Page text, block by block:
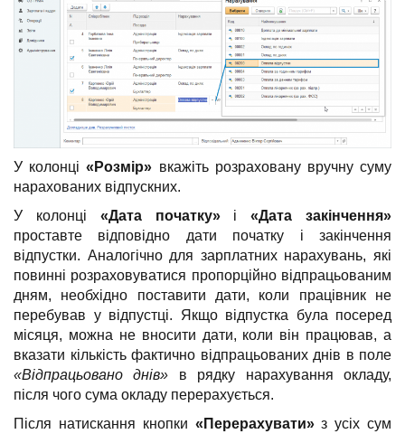
У колонці«Розмір» вкажіть розраховану вручну суму
нарахованих відпускних.
У колонці «Дата початку»і«Дата закінчення»
проставте відповідно дати початку і закінчення
відпустки. Аналогічно для зарплатних нарахувань, які
повинні розраховуватися пропорційно відпрацьованим
дням, необхідно поставити дати, коли працівник не
перебував у відпустці. Якщо відпустка була посеред
місяця, можна не вносити дати, коли він працював, а
вказати кількість фактично відпрацьованих днів в поле
«Відпрацьовано днів» в рядку нарахування окладу,
після чого сума окладу перерахується.
Після натискання кнопки «Перерахувати»з усіх сум